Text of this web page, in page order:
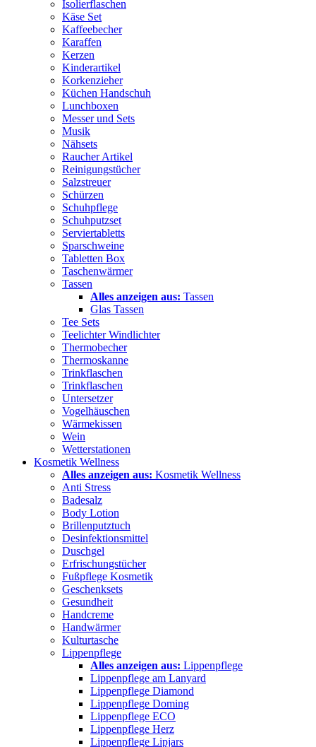
Isolierflaschen
Käse Set
Kaffeebecher
Karaffen
Kerzen
Kinderartikel
Korkenzieher
Küchen Handschuh
Lunchboxen
Messer und Sets
Musik
Nähsets
Raucher Artikel
Reinigungstücher
Salzstreuer
Schürzen
Schuhpflege
Schuhputzset
Serviertabletts
Sparschweine
Tabletten Box
Taschenwärmer
Tassen
Alles anzeigen aus: Tassen
Glas Tassen
Tee Sets
Teelichter Windlichter
Thermobecher
Thermoskanne
Trinkflaschen
Trinkflaschen
Untersetzer
Vogelhäuschen
Wärmekissen
Wein
Wetterstationen
Kosmetik Wellness
Alles anzeigen aus: Kosmetik Wellness
Anti Stress
Badesalz
Body Lotion
Brillenputztuch
Desinfektionsmittel
Duschgel
Erfrischungstücher
Fußpflege Kosmetik
Geschenksets
Gesundheit
Handcreme
Handwärmer
Kulturtasche
Lippenpflege
Alles anzeigen aus: Lippenpflege
Lippenpflege am Lanyard
Lippenpflege Diamond
Lippenpflege Doming
Lippenpflege ECO
Lippenpflege Herz
Lippenpflege Lipjars